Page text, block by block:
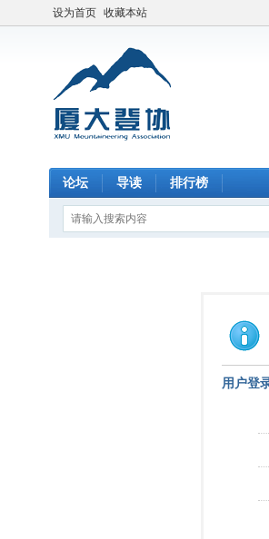
设为首页 收藏本站
论坛 导读 排行榜
用户登